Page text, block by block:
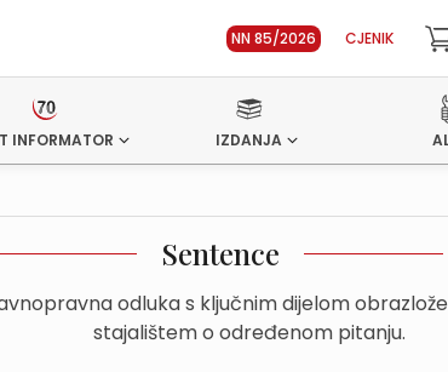
NN 85/2026 CJENIK
INFORMATOR IZDANJA
Sentence
odluka s ključnim dijelom
stajalištem o određenom pitanju.